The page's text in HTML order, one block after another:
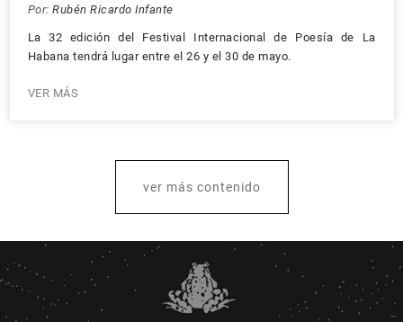
Por: Rubén Ricardo Infante
La 32 edición del Festival Internacional de Poesía de La
Habana tendrá lugar entre el 26 y el 30 de mayo.
VER MÁS
ver más contenido